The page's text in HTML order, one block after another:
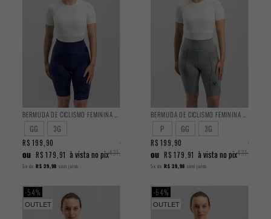
GG 3G
R$
431,90
R$ 199,90
ou R$ 179,91 à vista no pix
5x de R$ 39,98 sem juros
P GG 3G
R$
431,90
R$ 199,90
ou R$ 179,91 à vista no pix
5x de R$ 39,98 sem juros
OUTLET
54%
OUTLET
54%